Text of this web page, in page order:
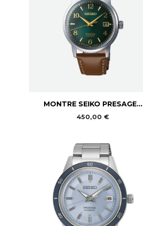
Aperçu rapide
MONTRE SEIKO PRESAGE...
450,00 €